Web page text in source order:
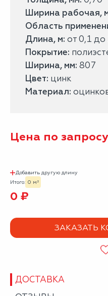
Ширина рабочая,
Область
Длина, м: от 0,1 до
Покрытие:
Ширина, мм: 807
Цвет: цинк
Материал:
Цена по запросу
Добавить другую длину
Итого: 0 м²
0 ₽
ЗАКАЗАТЬ
ДОСТАВКА